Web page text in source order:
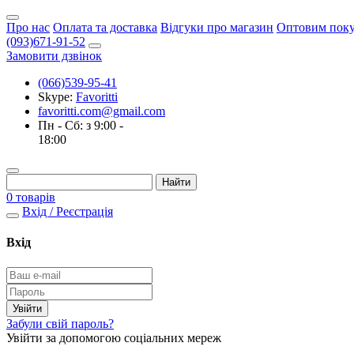
Про нас Оплата та доставка Відгуки про магазин Оптовим
(093)671-91-52
Замовити дзвінок
(066)539-95-41
Skype: Favoritti
favoritti.com@gmail.com
Пн - Сб: з 9:00 -
18:00
0 товарів
Вхід / Реєстрація
Вхід
Забули свій пароль?
Увійти за допомогою соціальних мереж